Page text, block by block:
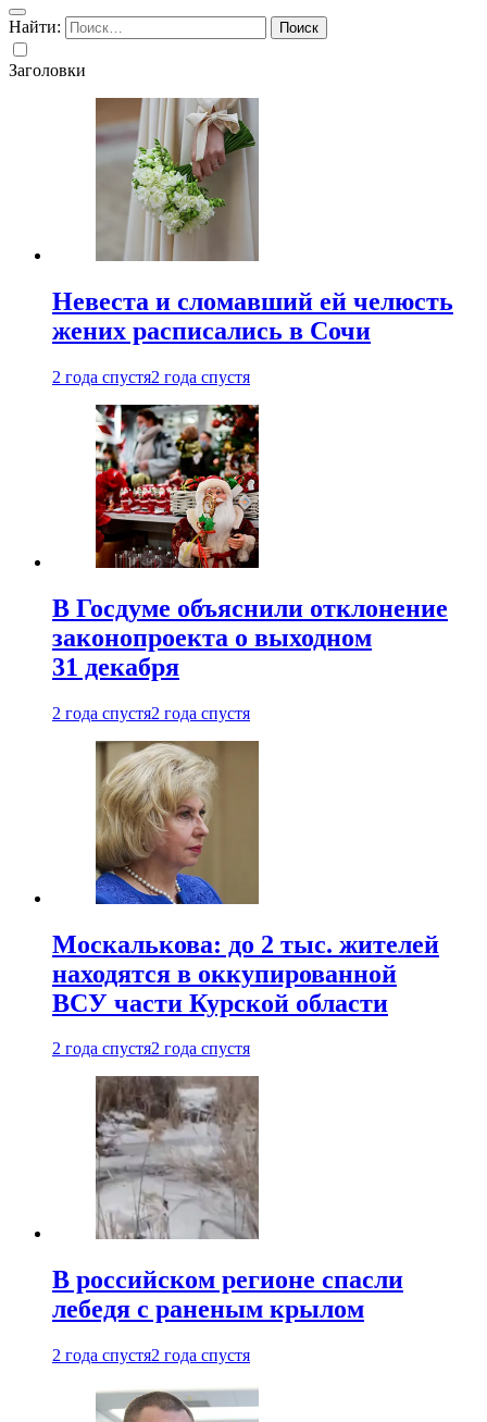
Найти:
Заголовки
Невеста и сломавший ей челюсть
жених расписались в Сочи
2 года спустя2 года спустя
В Госдуме объяснили отклонение
законопроекта о выходном
31 декабря
2 года спустя2 года спустя
Москалькова: до 2 тыс. жителей
находятся в оккупированной
ВСУ части Курской области
2 года спустя2 года спустя
В российском регионе спасли
лебедя с раненым крылом
2 года спустя2 года спустя